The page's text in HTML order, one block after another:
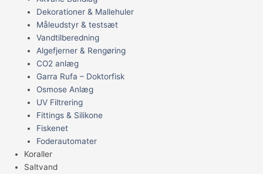
Dekorationer & Mallehuler
Måleudstyr & testsæt
Vandtilberedning
Algefjerner & Rengøring
CO2 anlæg
Garra Rufa – Doktorfisk
Osmose Anlæg
UV Filtrering
Fittings & Silikone
Fiskenet
Foderautomater
Koraller
Saltvand